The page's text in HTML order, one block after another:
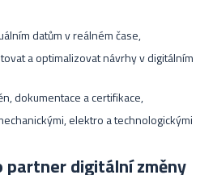
datům v reálném čase,
a optimalizovat návrhy v digitálním
dokumentace a certifikace,
elektro a technologickými
partner digitální změny